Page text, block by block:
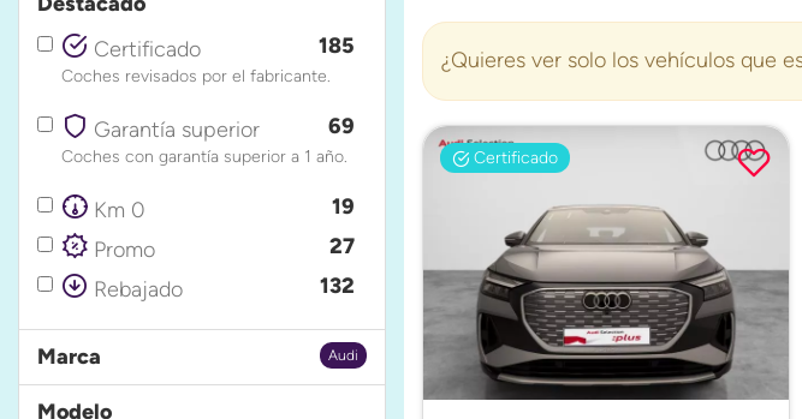
¿Quieres ver solo los vehículos que
Certificado
Certificado
185
Coches revisados por el fabricante.
Garantía superior 69
Coches con garantía superior a 1 año.
Km 0
19
Promo
27
Rebajado
132
Audi
Marca
Modelo